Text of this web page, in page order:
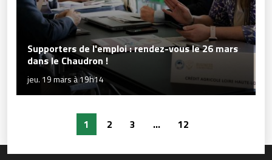
Supporters de l'emploi : rendez-vous le 26 mars
dans le Chaudron !
jeu. 19 mars à 19h14
1 2 3 ... 12